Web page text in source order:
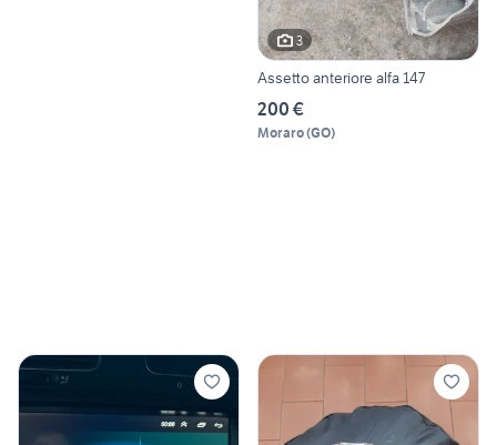
3
Assetto anteriore alfa 147
200 €
Moraro(GO)